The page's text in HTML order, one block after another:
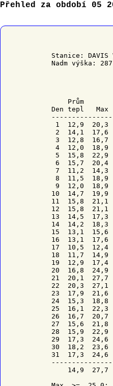
Přehled za období 05
Stanice:
Nadm výška:
Prům
Den tepl
1  12,9
2  14,1
3  12,8
4  12,0
5  15,8
6  15,7
7  11,2
8  11,5
9  12,0
10  14,7
11  15,8
12  15,8
13  14,5
14  14,2
15  13,1
16  13,1
17  10,5
18  11,7
19  12,9
20  16,8
21  20,1
22  20,3
23  17,9
24  15,3
25  16,1
26  16,7
27  15,6
28  15,9
29  17,3
30  18,2
31  17,3
14,9  27,7